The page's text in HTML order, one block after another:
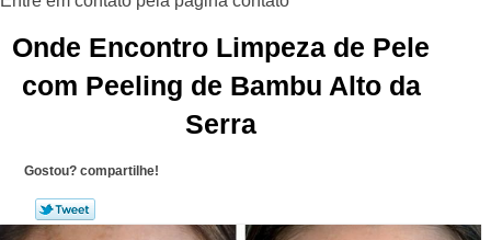
Onde Encontro Limpeza de Pele
com Peeling de Bambu Alto da
Serra
Gostou? compartilhe!